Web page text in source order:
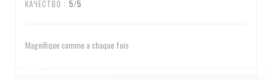
КАЧЕСТВО : 5/5
Magnifique comme a chaque fois